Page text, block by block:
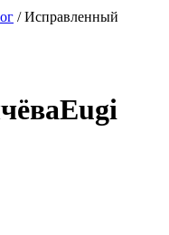
/Исправленный
Eugi